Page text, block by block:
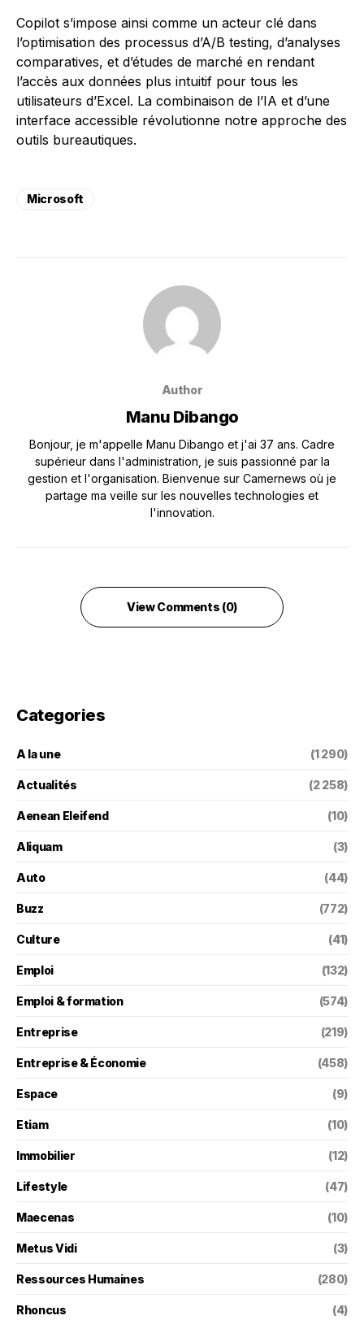
Copilot s’impose ainsi comme un acteur clé dans
l’optimisation des processus d’A/B testing, d’analyses
comparatives, et d’études de marché en rendant
l’accès aux données plus intuitif pour tous les
utilisateurs d’Excel. La combinaison de l’IA et d’une
interface accessible révolutionne notre approche des
outils bureautiques.
Microsoft
Author
Manu Dibango
Bonjour, je m'appelle Manu Dibango et j'ai 37 ans. Cadre
supérieur dans l'administration, je suis passionné par la
gestion et l'organisation. Bienvenue sur Camernews où je
partage ma veille sur les nouvelles technologies et
l'innovation.
View Comments (0)
Categories
A la une (1 290)
Actualités (2 258)
Aenean Eleifend (10)
Aliquam (3)
Auto (44)
Buzz (772)
Culture (41)
Emploi (132)
Emploi & formation (574)
Entreprise (219)
Entreprise & Économie (458)
Espace (9)
Etiam (10)
Immobilier (12)
Lifestyle (47)
Maecenas (10)
Metus Vidi (3)
Ressources Humaines (280)
Rhoncus (4)